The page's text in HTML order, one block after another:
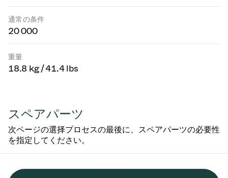
通常の条件
20 000
重量
18.8 kg / 41.4 lbs
スペアパーツ
次ページの選择プロセスの最後に、スペアパーツの必要性
を指定してください。